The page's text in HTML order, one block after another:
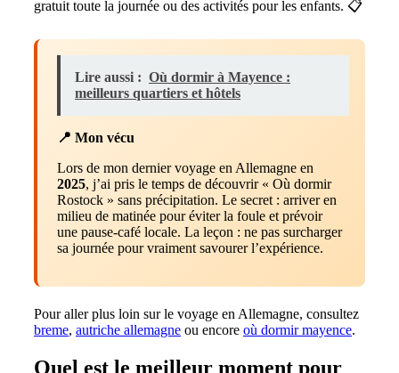
gratuit toute la journée ou des activités pour les enfants. 📋
Lire aussi : Où dormir à Mayence :
meilleurs quartiers et hôtels
📍 Mon vécu
Lors de mon dernier voyage en Allemagne en
2025, j’ai pris le temps de découvrir « Où dormir
Rostock » sans précipitation. Le secret : arriver en
milieu de matinée pour éviter la foule et prévoir
une pause-café locale. La leçon : ne pas surcharger
sa journée pour vraiment savourer l’expérience.
Pour aller plus loin sur le voyage en Allemagne, consultez
breme, autriche allemagne ou encore où dormir mayence.
Quel est le meilleur moment pour